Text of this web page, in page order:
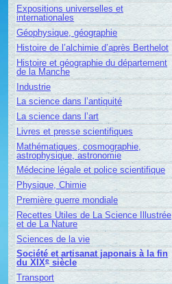
Expositions universelles et
internationales
Géophysique, géographie
Histoire de l’alchimie d’après Berthelot
Histoire et géographie du département
de la Manche
Industrie
La science dans l’antiquité
La science dans l’art
Livres et presse scientifiques
Mathématiques, cosmographie,
astrophysique, astronomie
Médecine légale et police scientifique
Physique, Chimie
Première guerre mondiale
Recettes Utiles de La Science Illustrée
et de La Nature
Sciences de la vie
Société et artisanat japonais à la fin
du XIXe siècle
Transport